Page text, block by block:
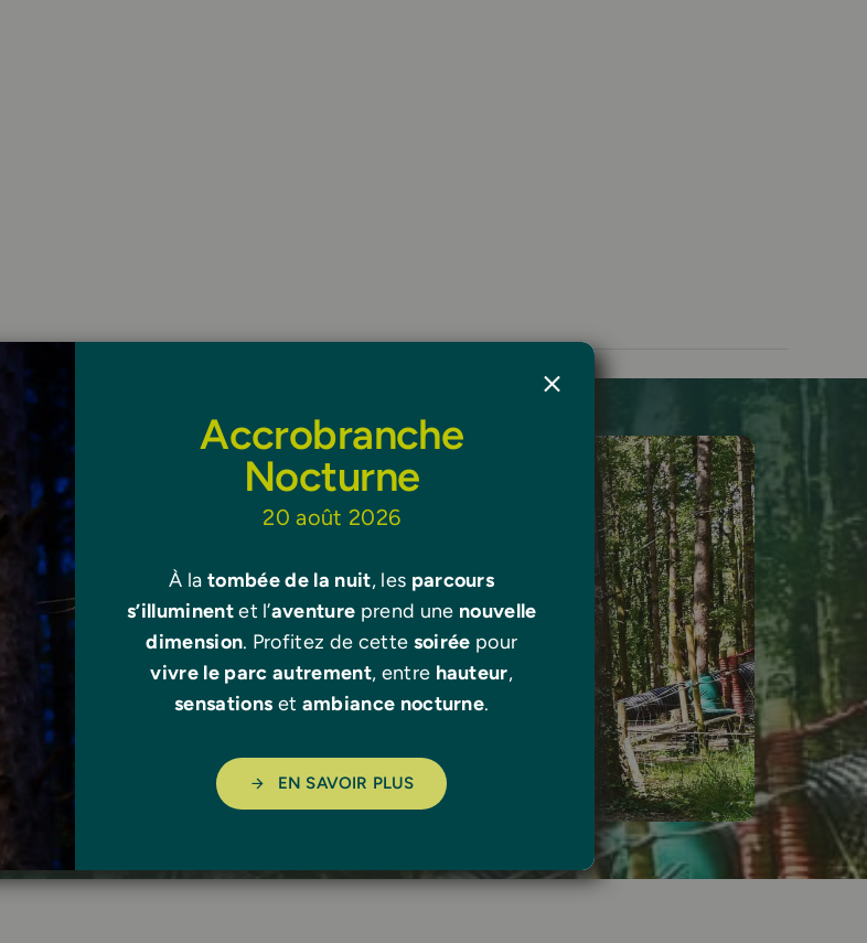
? : accédez facilement à
du Morbihan est accessible en
à seulement 10 min de Sarzeau
Nantes &
Accrobranche
Nocturne
20 août 2026
À latombée de la nuit, les parcours
s’illuminentet l’aventure prend une nouvelle
dimension. Profitez de cette soirée pour
vivre le parc autrement, entre hauteur,
sensations et ambiance nocturne.
EN SAVOIR PLUS